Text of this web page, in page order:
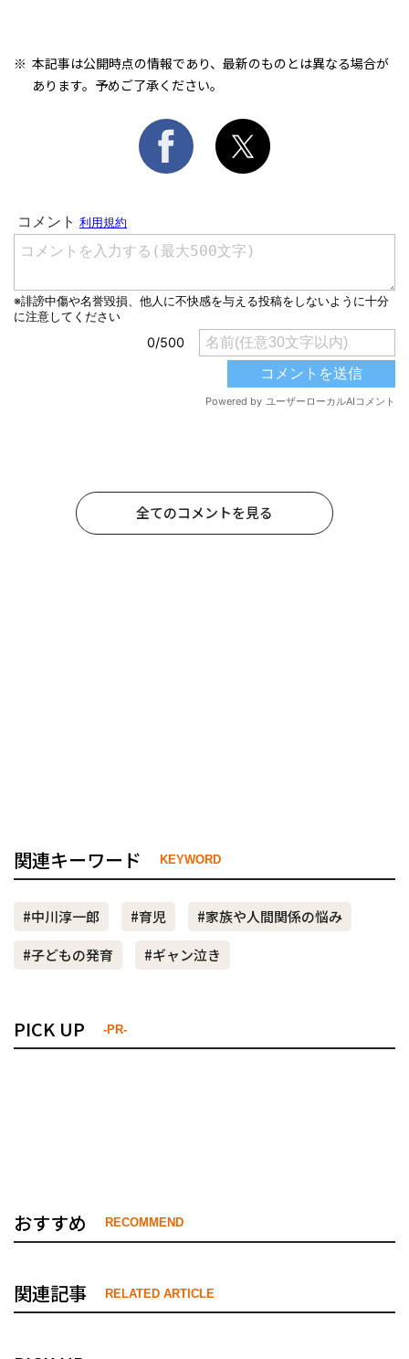
本記事は公開時点の情報であり、最新のものとは異なる場合が
あります。予めご了承ください。
全てのコメントを見る
関連キーワード KEYWORD
#中川淳一郎 #育児
#家族や人間関係の悩み
#子どもの発育
#ギャン泣き
PICK UP -PR-
おすすめ RECOMMEND
関連記事 RELATED ARTICLE